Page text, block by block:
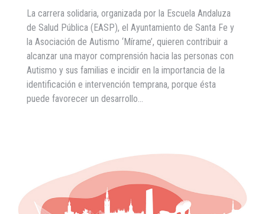
La carrera solidaria, organizada por la Escuela Andaluza
de Salud Pública (EASP), el Ayuntamiento de Santa Fe y
la Asociación de Autismo ‘Mírame’, quieren contribuir a
alcanzar una mayor comprensión hacia las personas con
Autismo y sus familias e incidir en la importancia de la
identificación e intervención temprana, porque ésta
puede favorecer un desarrollo…